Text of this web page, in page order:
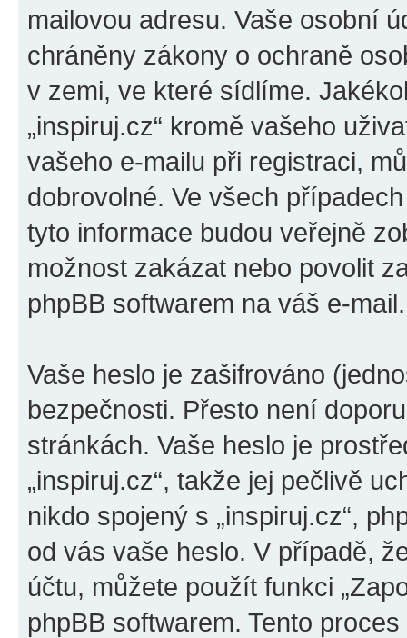
mailovou adresu. Vaše osobní
chráněny zákony o ochraně
v zemi, ve které sídlíme.
„inspiruj.cz“ kromě vašeho
vašeho e-mailu při registraci,
dobrovolné. Ve všech
tyto informace budou veřejně
možnost zakázat nebo povolit
phpBB softwarem na váš e-mail.
Vaše heslo je zašifrováno
bezpečnosti. Přesto není
stránkách. Vaše heslo je
„inspiruj.cz“, takže jej pečlivě
nikdo spojený s „inspiruj.cz“,
od vás vaše heslo. V případě,
účtu, můžete použít funkci
phpBB softwarem. Tento